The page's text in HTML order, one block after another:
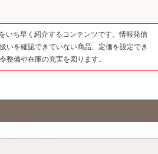
いち早く紹介するコンテンツです。情報発信
いを確認できていない商品、定価を設定でき
備や在庫の充実を図ります。